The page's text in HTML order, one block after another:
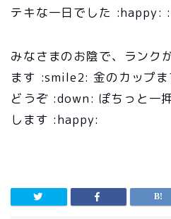
テキな一日でした :happy:
みなさまのお陰で、ランク
ます :smile2: 金のカップ
どうぞ :down: ぽちっと一
します :happy: